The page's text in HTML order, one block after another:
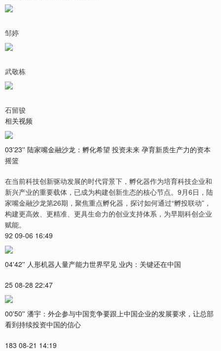
邹婷
武敬栋
石留骏
相关视频
03'23'' 陆家嘴金融沙龙：孵化希望 投资未来 孕育新质生产力的资本
摇篮
在当前科技创新驱动发展的时代背景下，孵化器作为培育科技企业和
新兴产业的重要载体，已成为构建创新生态的核心节点。9月6日，陆
家嘴金融沙龙第26期，聚焦重点孵化器，探讨如何通过“孵投联动”，
构建更高效、更精准、更具生命力的创业支持体系，为早期科创企业
赋能。
92 09-06 16:49
04'42'' 人形机器人量产能力世界罕见 业内：关键还在中国
25 08-28 22:47
00'50'' 潘宇：外企参与中国竞争要跟上中国企业的发展要求，让总部
看到持续投资中国的信心
183 08-21 14:19